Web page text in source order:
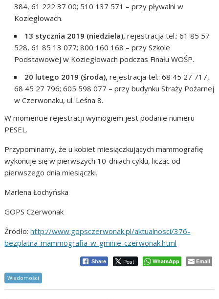
384, 61 222 37 00; 510 137 571 – przy pływalni w
Koziegłowach.
13 stycznia 2019 (niedziela),rejestracja tel.: 61 85 57
528, 61 85 13 077; 800 160 168 – przy Szkole
Podstawowej w Koziegłowach podczas Finału WOŚP.
20 lutego 2019 (środa),rejestracja tel.: 68 45 27 717,
68 45 27 796; 605 598 077 – przy budynku Straży Pożarnej
w Czerwonaku, ul. Leśna 8.
W momencie rejestracji wymogiem jest podanie numeru
PESEL.
Przypominamy, że u kobiet miesiączkujących mammografię
wykonuje się w pierwszych 10-dniach cyklu, licząc od
pierwszego dnia miesiączki.
Marlena Łochyńska
GOPS Czerwonak
Źródło:http://www.gopsczerwonak.pl/aktualnosci/376-
bezplatna-mammografia-w-gminie-czerwonak.html
Share Post WhatsApp Email
Wiadomości